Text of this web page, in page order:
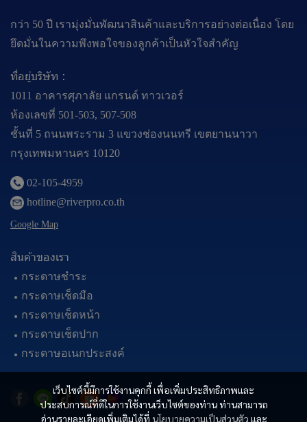
เว็บไซต์นี้มีการใช้งานคุกกี้ เพื่อเพิ่มประสิทธิภาพและ
ประสบการณ์ที่ดีในการใช้งานเว็บไซต์ของท่าน ท่านสามารถ
อ่านรายละเอียดเพิ่มเติมได้ที่ นโยบายความเป็นส่วนตัว และ
กว่า 50 ปี เรามุ่งมั่นพัฒนาสินค้าและบริการอย่างต่อเนื่อง โดย
ยึดมั่นในความพึงพอใจของลูกค้าเป็นหัวใจสำคัญ
ที่อยู่บริษัท :
1011 อาคารศุภาลัย แกรนด์ ทาวเวอร์
ห้องเลขที่ 501-503, 507-508
ชั้นที่ 5 ถนนพระราม 3 แขวงช่องนนทรี เขตยานนาวา
กรุงเทพมหานคร 10120
02-105-4959
hotline@riverpro.co.th
Google Map
สินค้าของเรา
กระดาษชำระ
กระดาษเช็ดมือ
กระดาษเช็ดหน้า
กระดาษเช็ดปาก
กระดาษอเนกประสงค์